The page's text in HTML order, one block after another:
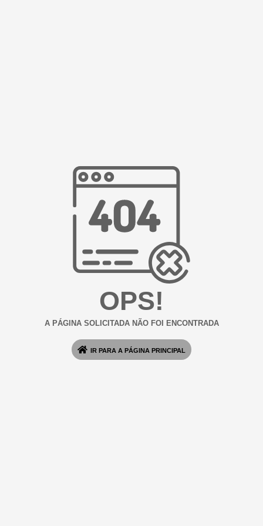
OPS!
A PÁGINA SOLICITADA NÃO FOI ENCONTRADA
IR PARA A PÁGINA PRINCIPAL